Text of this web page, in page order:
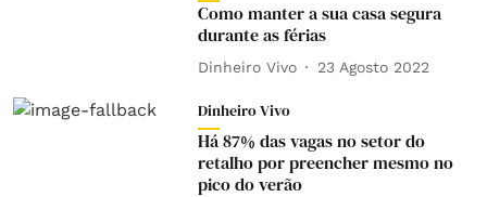
Como manter a sua casa segura
durante as férias
Dinheiro Vivo 23 Agosto 2022
Dinheiro Vivo
Há 87% das vagas no setor do
retalho por preencher mesmo no
pico do verão